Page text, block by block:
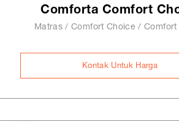
Comforta Comfort
Matras / Comfort Choice / Comfort
Kontak Untuk Harga